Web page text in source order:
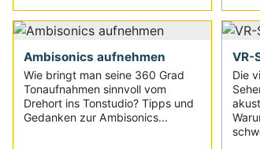
Ambisonics aufnehmen
Wie bringt man seine 360 Grad
Tonaufnahmen sinnvoll vom
Drehort ins Tonstudio? Tipps und
Gedanken zur Ambisonics...
VR-
Die